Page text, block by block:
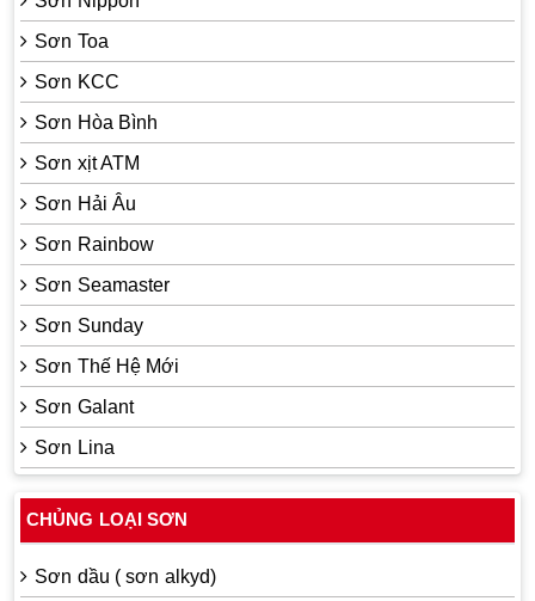
Sơn Toa
Sơn KCC
Sơn Hòa Bình
Sơn xịt ATM
Sơn Hải Âu
Sơn Rainbow
Sơn Seamaster
Sơn Sunday
Sơn Thế Hệ Mới
Sơn Galant
Sơn Lina
CHỦNG LOẠI SƠN
Sơn dầu ( sơn alkyd)